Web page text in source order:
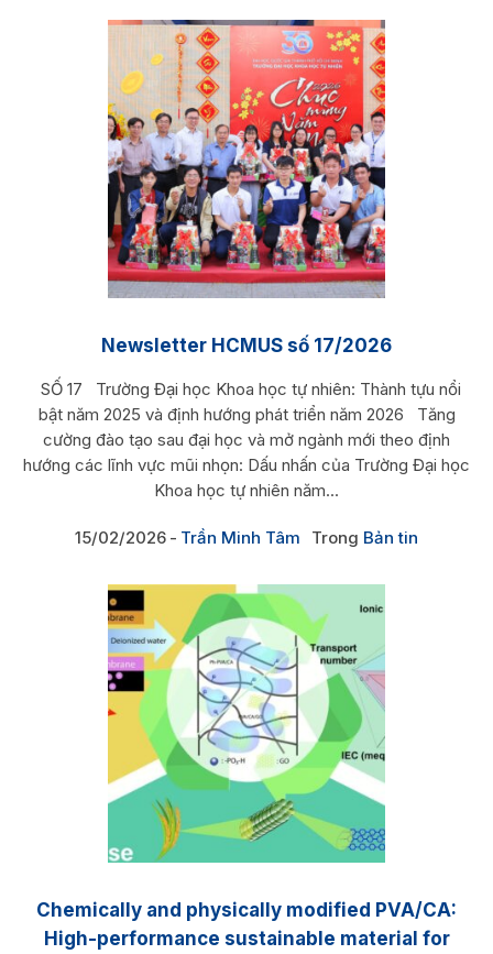
Newsletter HCMUS số 17/2026
SỐ 17 Trường Đại học Khoa học tự nhiên: Thành tựu nổi
bật năm 2025 và định hướng phát triển năm 2026 Tăng
cường đào tạo sau đại học và mở ngành mới theo định
hướng các lĩnh vực mũi nhọn: Dấu nhấn của Trường Đại học
Khoa học tự nhiên năm...
15/02/2026 Trần Minh Tâm Trong Bản tin
Chemically and physically modified PVA/CA:
High-performance sustainable material for